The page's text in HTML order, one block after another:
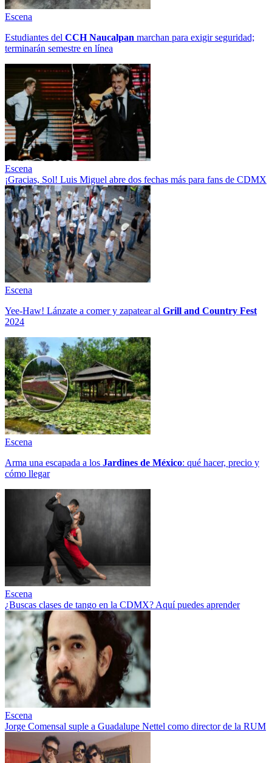
Escena
Estudiantes del CCH Naucalpan marchan para exigir seguridad;
terminarán semestre en línea
Escena
¡Gracias, Sol! Luis Miguel abre dos fechas más para fans de CDMX
Escena
Yee-Haw! Lánzate a comer y zapatear al Grill and Country Fest
2024
Escena
Arma una escapada a los Jardines de México: qué hacer, precio y
cómo llegar
Escena
¿Buscas clases de tango en la CDMX? Aquí puedes aprender
Escena
Jorge Comensal suple a Guadalupe Nettel como director de la RUM